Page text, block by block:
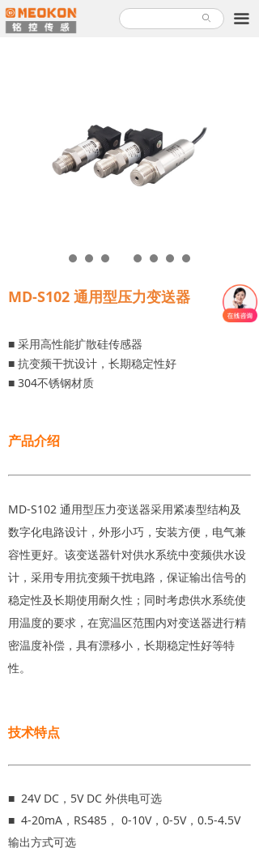
끀
首页
服务支持
产品使用指南
ꄙ
MD-S102 通用型压力变送器
■ 采用高性能扩散硅传感器
■ 抗变频干扰设计，长期稳定性好
■ 304不锈钢材质
产品介绍
MD-S102 通用型压力变送器采用紧凑型结构及
数字化电路设计，外形小巧，安装方便，电气兼
容性更好。该变送器针对供水系统中变频供水设
计，采用专用抗变频干扰电路，保证输出信号的
稳定性及长期使用耐久性；同时考虑供水系统使
用温度的要求，在宽温区范围内对变送器进行精
密温度补偿，具有漂移小，长期稳定性好等特
性。
技术特点
■ 24V DC，5V DC 外供电可选
■ 4-20mA，RS485， 0-10V，0-5V，0.5-4.5V
输出方式可选